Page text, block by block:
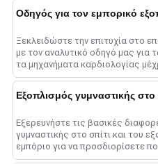
Οδηγός για τον εμπορικό
Ξεκλειδώστε την επιτυχία στο
με τον αναλυτικό οδηγό μας για
τα μηχανήματα καρδιολογίας
δύναμης, μάθετε πώς να
Εξερευνήστε τις βασικές
γυμναστικής στο σπίτι και του
εμπόριο για να προσδιορίσετε
ταξίδι σας για γυμναστική -